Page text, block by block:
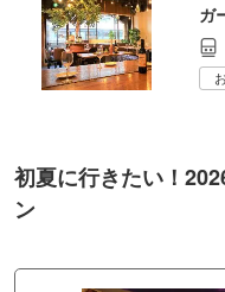
ガ
初夏に行きたい！
ン